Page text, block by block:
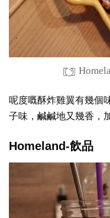
呢度嘅酥炸雞翼有幾個
子味，鹹鹹地又幾香，
Homeland-飲品